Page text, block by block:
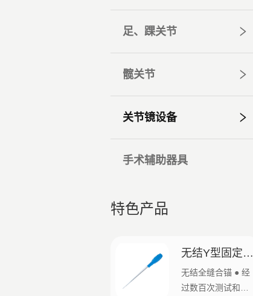
足、踝关节
髋关节
关节镜设备
手术辅助器具
特色产品
无结Y型固定全
无结全缝合锚 ● 经
过数百次测试和分